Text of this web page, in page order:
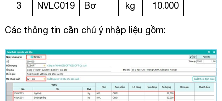
3 NVLC019 Bơ kg 10.000
Các thông tin cần chú ý nhập liệu gồm: